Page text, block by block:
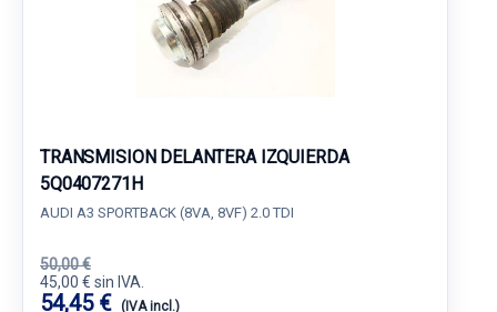
TRANSMISION DELANTERA IZQUIERDA
5Q0407271H
AUDI A3 SPORTBACK (8VA, 8VF) 2.0 TDI
50,00 €
45,00 € sin IVA.
54,45 € (IVA incl.)